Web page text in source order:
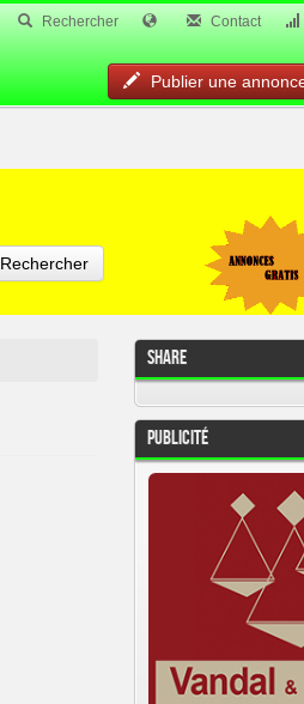
Rechercher Contact
Publier une
Rechercher
Share
Publicité